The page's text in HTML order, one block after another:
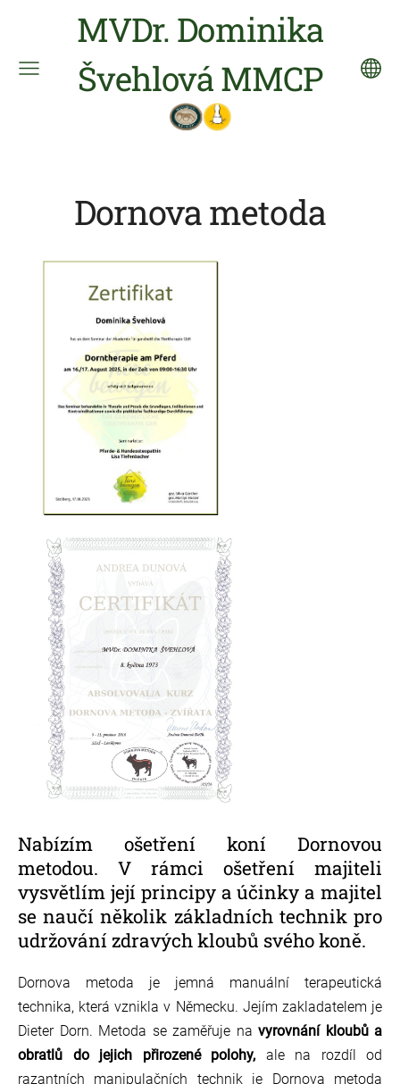
MVDr. Dominika
Švehlová MMCP
Dornova metoda
Nabízím ošetření koní Dornovou
metodou. V rámci ošetření majiteli
vysvětlím její principy a účinky a majitel
se naučí několik základních technik pro
udržování zdravých kloubů svého koně.
Dornova metoda je jemná manuální terapeutická
technika, která vznikla v Německu. Jejím zakladatelem je
Dieter Dorn. Metoda se zaměřuje na vyrovnání kloubů a
obratlů do jejich přirozené polohy, ale na rozdíl od
razantních manipulačních technik je Dornova metoda